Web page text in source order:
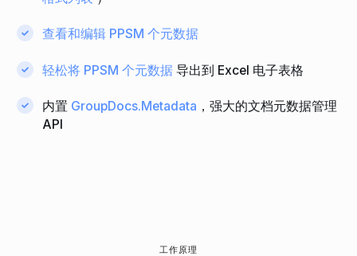
查看和编辑 PPSM 个元数据
轻松将 PPSM 个元数据导出到 Excel 电子表格
内置 GroupDocs.Metadata ，强大的文档元数据管理
API
工作原理